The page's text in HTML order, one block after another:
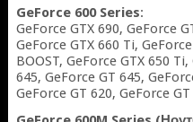
GeForce 600 Series:
GeForce GTX 690, GeForce
GeForce GTX 660 Ti,
BOOST, GeForce GTX 650
645, GeForce GT 645,
GeForce GT 620, GeForce